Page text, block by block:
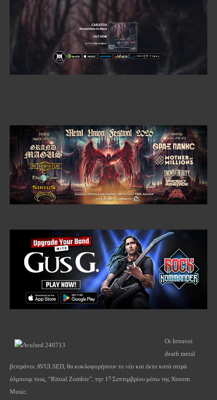
Οι Ισπανοί
death metal
βετεράνοι AVULSED , θα κυκλοφορήσουν το νέο και έκτο κατά σειρά
άλμπουμ τους, “Ritual Zombie”, την 1 η Σεπτεμβρίου μέσω της Xtreem
Music